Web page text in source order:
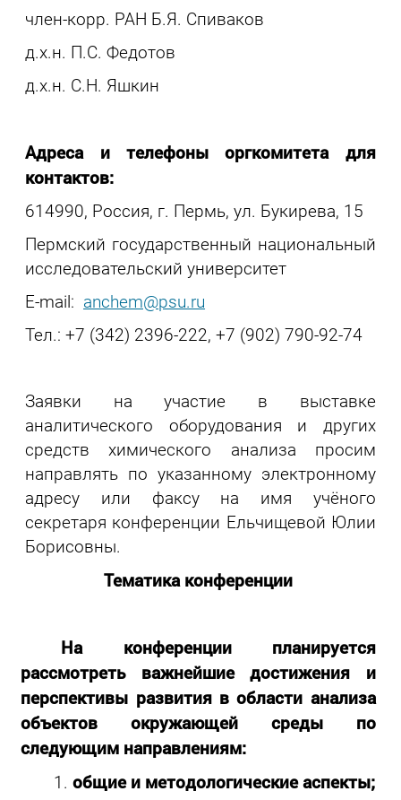
член-корр. РАН Б.Я. Спиваков
д.х.н. П.С. Федотов
д.х.н. С.Н. Яшкин
Адреса и телефоны оргкомитета для
контактов:
614990, Россия, г. Пермь, ул. Букирева, 15
Пермский государственный национальный
исследовательский университет
E-mail: anchem@psu.ru
Тел.: +7 (342) 2396-222, +7 (902) 790-92-74
Заявки на участие в выставке
аналитического оборудования и других
средств химического анализа просим
направлять по указанному электронному
адресу или факсу на имя учёного
секретаря конференции Ельчищевой Юлии
Борисовны.
Тематика конференции
На конференции планируется
рассмотреть важнейшие достижения и
перспективы развития в области анализа
объектов окружающей среды по
следующим направлениям:
общие и методологические аспекты;